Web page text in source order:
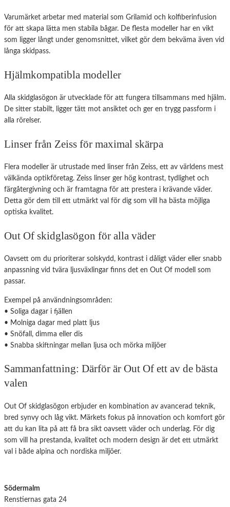
Varumärket arbetar med material som Grilamid och kolfiberinfusion
för att skapa lätta men stabila bågar. De flesta modeller har en vikt
som ligger långt under genomsnittet, vilket gör dem bekväma även vid
långa skidpass.
Hjälmkompatibla modeller
Alla skidglasögon är utvecklade för att fungera tillsammans med hjälm.
De sitter stabilt, ligger tätt mot ansiktet och ger en trygg passform i
alla rörelser.
Linser från Zeiss för maximal skärpa
Flera modeller är utrustade med linser från Zeiss, ett av världens mest
välkända optikföretag. Zeiss linser ger hög kontrast, tydlighet och
färgåtergivning och är framtagna för att prestera i krävande väder.
Detta gör dem till ett utmärkt val för dig som vill ha bästa möjliga
optiska kvalitet.
Out Of skidglasögon för alla väder
Oavsett om du prioriterar solskydd, kontrast i dåligt väder eller snabb
anpassning vid tvära ljusväxlingar finns det en Out Of modell som
passar.
Exempel på användningsområden:
• Soliga dagar i fjällen
• Molniga dagar med platt ljus
• Snöfall, dimma eller dis
• Snabba skiftningar mellan ljusa och mörka miljöer
Sammanfattning: Därför är Out Of ett av de bästa
valen
Out Of skidglasögon erbjuder en kombination av avancerad teknik,
bred synvy och låg vikt. Märkets fokus på innovation och komfort gör
att du kan lita på att få bra sikt oavsett väder och underlag. För dig
som vill ha prestanda, kvalitet och modern design är det ett utmärkt
val i både alpina och nordiska miljöer.
Södermalm
Renstiernas gata 24